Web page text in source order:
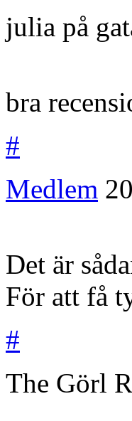
julia på
bra
#
Medlem
Det är
För att få
#
The Görl